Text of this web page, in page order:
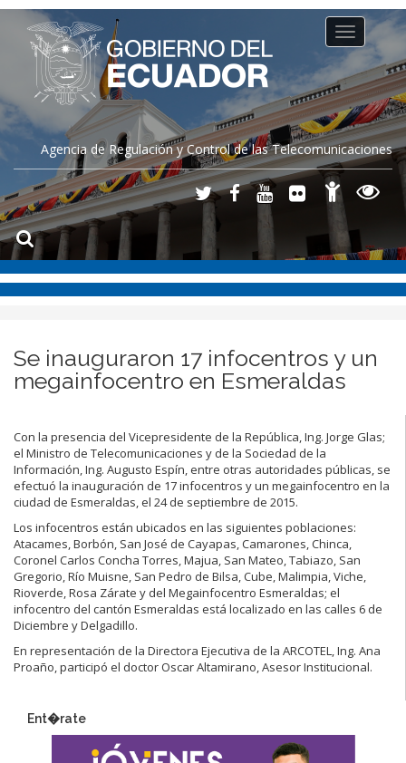
Agencia de Regulación y Control de las Telecomunicaciones
Toggle
navigation
Se inauguraron 17 infocentros y un
megainfocentro en Esmeraldas
Con la presencia del Vicepresidente de la República, Ing. Jorge Glas;
el Ministro de Telecomunicaciones y de la Sociedad de la
Información, Ing. Augusto Espín, entre otras autoridades públicas, se
efectuó la inauguración de 17 infocentros y un megainfocentro en la
ciudad de Esmeraldas, el 24 de septiembre de 2015.
Los infocentros están ubicados en las siguientes poblaciones:
Atacames, Borbón, San José de Cayapas, Camarones, Chinca,
Coronel Carlos Concha Torres, Majua, San Mateo, Tabiazo, San
Gregorio, Río Muisne, San Pedro de Bilsa, Cube, Malimpia, Viche,
Rioverde, Rosa Zárate y del Megainfocentro Esmeraldas; el
infocentro del cantón Esmeraldas está localizado en las calles 6 de
Diciembre y Delgadillo.
En representación de la Directora Ejecutiva de la ARCOTEL, Ing. Ana
Proaño, participó el doctor Oscar Altamirano, Asesor Institucional.
Ent�rate